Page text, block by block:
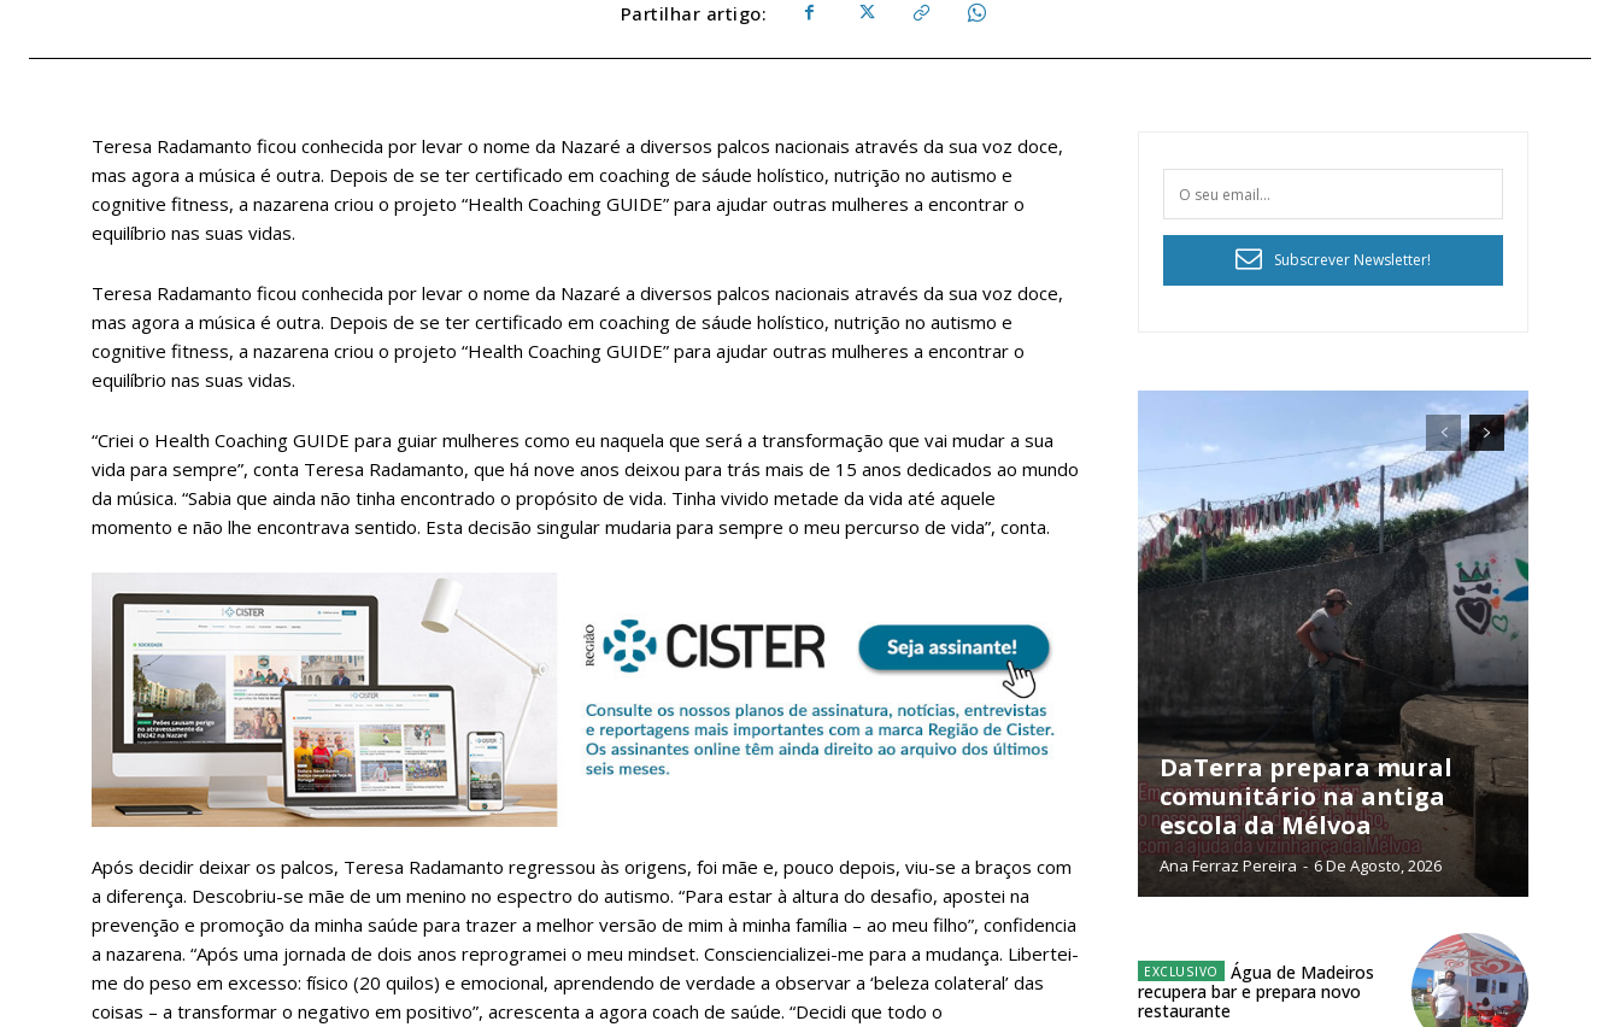
Planos de Assinatura
Faça-se assinante do Região de Cister e ajude-nos a manter este serviço público!
Sendo assinante terá acesso a todos os conteúdos exclusivos e versões digitais.
ASSINATURA
IMPRESSA
32€
ASSINATURA
DIGITAL ANUAL
16
Partilhar artigo:
Teresa Radamanto ficou conhecida por levar o nome da Nazaré a diversos palcos nacionais através da sua voz doce,
mas agora a música é outra. Depois de se ter certificado em coaching de sáude holístico, nutrição no autismo e
cognitive fitness, a nazarena criou o projeto “Health Coaching GUIDE” para ajudar outras mulheres a encontrar o
equilíbrio nas suas vidas.
Teresa Radamanto ficou conhecida por levar o nome da Nazaré a diversos palcos nacionais através da sua voz doce,
mas agora a música é outra. Depois de se ter certificado em coaching de sáude holístico, nutrição no autismo e
cognitive fitness, a nazarena criou o projeto “Health Coaching GUIDE” para ajudar outras mulheres a encontrar o
equilíbrio nas suas vidas.
“Criei o Health Coaching GUIDE para guiar mulheres como eu naquela que será a transformação que vai mudar a sua
vida para sempre”, conta Teresa Radamanto, que há nove anos deixou para trás mais de 15 anos dedicados ao mundo
da música. “Sabia que ainda não tinha encontrado o propósito de vida. Tinha vivido metade da vida até aquele
momento e não lhe encontrava sentido. Esta decisão singular mudaria para sempre o meu percurso de vida”, conta.
Após decidir deixar os palcos, Teresa Radamanto regressou às origens, foi mãe e, pouco depois, viu-se a braços com
a diferença. Descobriu-se mãe de um menino no espectro do autismo. “Para estar à altura do desafio, apostei na
prevenção e promoção da minha saúde para trazer a melhor versão de mim à minha família – ao meu filho”, confidencia
a nazarena. “Após uma jornada de dois anos reprogramei o meu mindset. Consciencializei-me para a mudança. Libertei-
me do peso em excesso: físico (20 quilos) e emocional, aprendendo de verdade a observar a ‘beleza colateral’ das
coisas – a transformar o negativo em positivo”, acrescenta a agora coach de saúde. “Decidi que todo o
Subscrever Newsletter!
DaTerra prepara mural
comunitário na antiga
escola da Mélvoa
Ana Ferraz Pereira - 6 De Agosto, 2026
Água de Madeiros
recupera bar e prepara novo
restaurante